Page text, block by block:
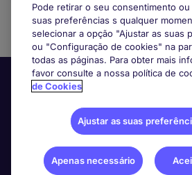
Informação Útil
Pode retirar o seu consentimento ou
suas preferências s qualquer
selecionar a opção "Ajustar as suas
ou "Configuração de cookies" na
todas as páginas. Para obter mais
favor consulte a nossa política de
de Cookies
Ajustar as suas
Apenas necessário